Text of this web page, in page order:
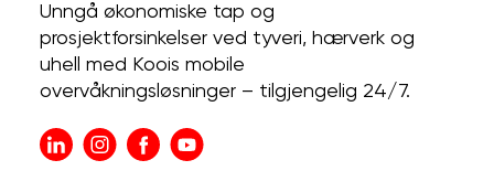
Unngå økonomiske tap og
prosjektforsinkelser ved tyveri, hærverk og
uhell med Koois mobile
overvåkningsløsninger – tilgjengelig 24/7.